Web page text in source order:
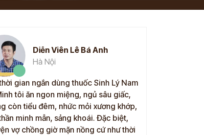
Diễn Viên Lê Bá Anh
Hà Nội
gian ngắn dùng thuốc Sinh Lý Nam
tôi ăn ngon miệng, ngủ sâu giấc,
còn tiểu đêm, nhức mỏi xương khớp,
minh mẫn, sảng khoái. Đặc biệt,
vợ chồng giờ mặn nồng cứ như thời